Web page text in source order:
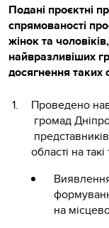
Подані проєктні
спрямованості
жінок та
найвразливіших
досягнення таких
Проведено
громад
області на
на